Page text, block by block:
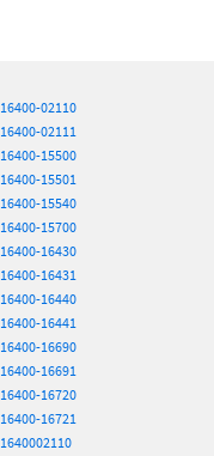
16400-02110
16400-02111
16400-15500
16400-15501
16400-15540
16400-15700
16400-16430
16400-16431
16400-16440
16400-16441
16400-16690
16400-16691
16400-16720
16400-16721
1640002110